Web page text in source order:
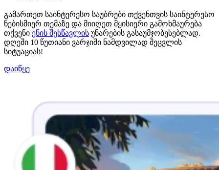
გამართეთ საინტერესო საუბრები თქვენთვის საინტერესო
ნებისმიერ თემაზე და მიიღეთ მყისიერი გამოხმაურება
თქვენი ენის შესწავლის უნარების გასაუმჯობესებლად.
დღეში 10 წუთიანი ვარჯიში ნამდვილად შეცვლის
სიტუაციას!
დაიწყე